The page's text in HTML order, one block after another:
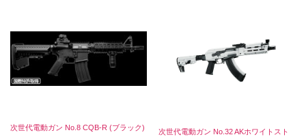
次世代電動ガン No.8 CQB-R (ブラック)
次世代電動ガン No.32 AKホワイトスト